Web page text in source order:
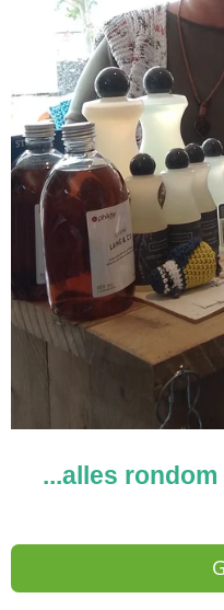
...alles rondom